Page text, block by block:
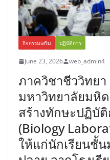
กิจกรรมเสริม ปฏิบัติการ
June 23, 2026 web_admin4
ภาควิชาชีววิทย
มหาวิทยาลัยมหิ
สร้างทักษะปฏิบั
(Biology
ให้แก่นักเรียนชั้